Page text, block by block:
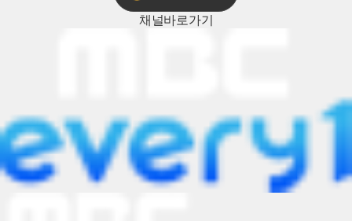
채널바로가기